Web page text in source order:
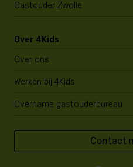
Gastouder Zwolle
Over 4Kids
Over ons
Werken bij 4Kids
Overname gastouderbureau
Contact